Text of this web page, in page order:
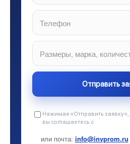
Нажимая «Отправить заявку»,
вы соглашаетесь с
или почта: info@invprom.ru